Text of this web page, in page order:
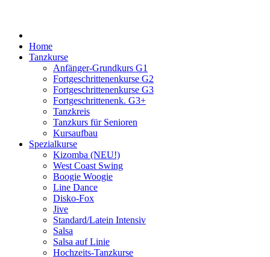
Home
Tanzkurse
Anfänger-Grundkurs G1
Fortgeschrittenenkurse G2
Fortgeschrittenenkurse G3
Fortgeschrittenenk. G3+
Tanzkreis
Tanzkurs für Senioren
Kursaufbau
Spezialkurse
Kizomba (NEU!)
West Coast Swing
Boogie Woogie
Line Dance
Disko-Fox
Jive
Standard/Latein Intensiv
Salsa
Salsa auf Linie
Hochzeits-Tanzkurse